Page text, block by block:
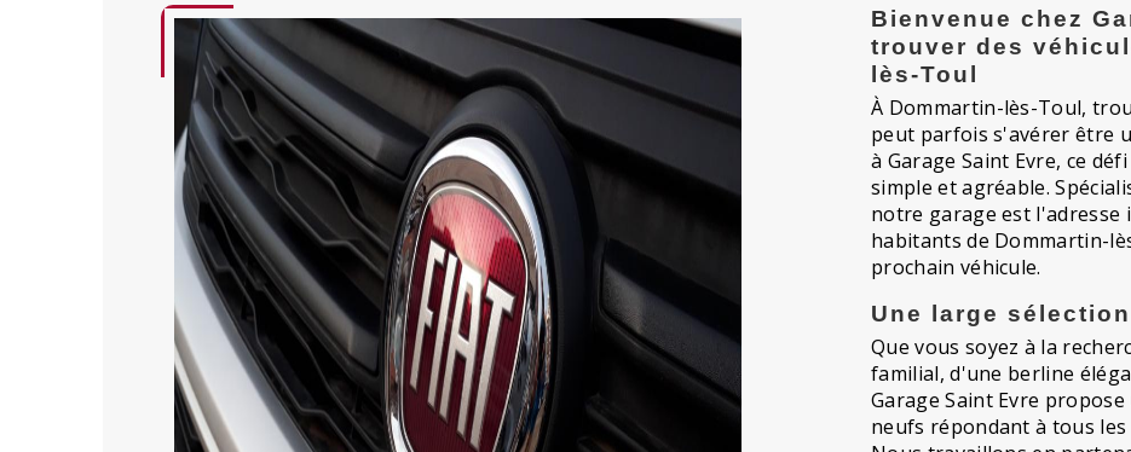
Bienvenue chez
trouver des
lès-Toul
À Dommartin-lès-Toul,
peut parfois s'avérer être
à Garage Saint Evre, ce
simple et agréable.
notre garage est
habitants de Dommartin-
prochain véhicule.
Une large
Que vous soyez à la
familial, d'une berline
Garage Saint Evre
neufs répondant à tous